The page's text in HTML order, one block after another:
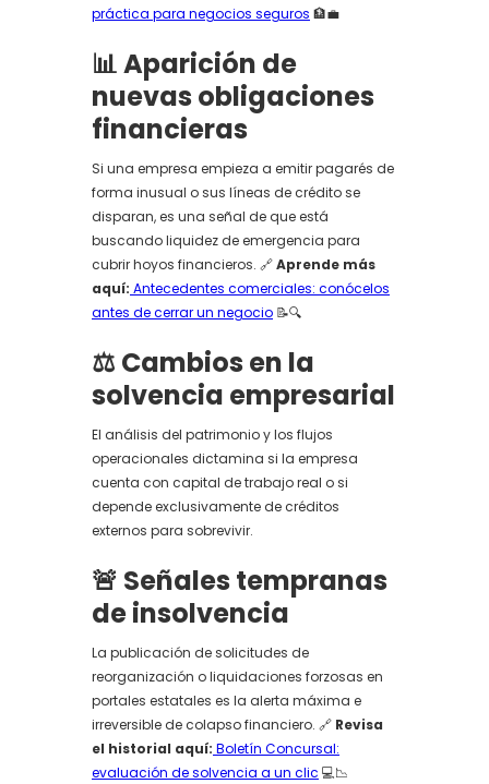
práctica para negocios seguros 🏦💼
📊 Aparición de
nuevas obligaciones
financieras
Si una empresa empieza a emitir pagarés de
forma inusual o sus líneas de crédito se
disparan, es una señal de que está
buscando liquidez de emergencia para
cubrir hoyos financieros. 🔗Aprende más
aquí: Antecedentes comerciales: conócelos
antes de cerrar un negocio 📝🔍
⚖️ Cambios en la
solvencia empresarial
El análisis del patrimonio y los flujos
operacionales dictamina si la empresa
cuenta con capital de trabajo real o si
depende exclusivamente de créditos
externos para sobrevivir.
🚨 Señales tempranas
de insolvencia
La publicación de solicitudes de
reorganización o liquidaciones forzosas en
portales estatales es la alerta máxima e
irreversible de colapso financiero. 🔗 Revisa
el historial aquí: Boletín Concursal:
evaluación de solvencia a un clic 💻📉